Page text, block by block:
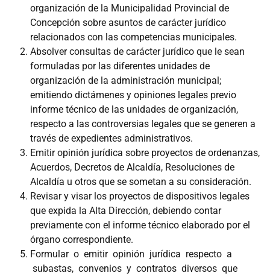
organización de la Municipalidad Provincial de
Concepción sobre asuntos de carácter jurídico
relacionados con las competencias municipales.
Absolver consultas de carácter jurídico que le sean
formuladas por las diferentes unidades de
organización de la administración municipal;
emitiendo dictámenes y opiniones legales previo
informe técnico de las unidades de organización,
respecto a las controversias legales que se generen a
través de expedientes administrativos.
Emitir opinión jurídica sobre proyectos de ordenanzas,
Acuerdos, Decretos de Alcaldía, Resoluciones de
Alcaldía u otros que se sometan a su consideración.
Revisar y visar los proyectos de dispositivos legales
que expida la Alta Dirección, debiendo contar
previamente con el informe técnico elaborado por el
órgano correspondiente.
Formular o emitir opinión jurídica respecto a
subastas, convenios y contratos diversos que